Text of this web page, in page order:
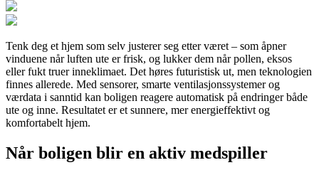
Tenk deg et hjem som selv justerer seg etter været – som åpner
vinduene når luften ute er frisk, og lukker dem når pollen, eksos
eller fukt truer inneklimaet. Det høres futuristisk ut, men teknologien
finnes allerede. Med sensorer, smarte ventilasjonssystemer og
værdata i sanntid kan boligen reagere automatisk på endringer både
ute og inne. Resultatet er et sunnere, mer energieffektivt og
komfortabelt hjem.
Når boligen blir en aktiv medspiller